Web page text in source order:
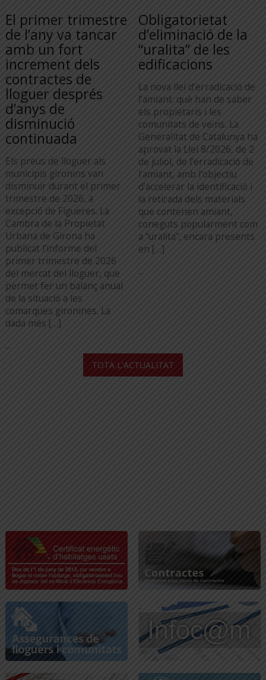
El primer trimestre
de l’any va tancar
amb un fort
increment dels
contractes de
lloguer després
d’anys de
disminució
continuada
Els preus de lloguer als
municipis gironins van
disminuir durant el primer
trimestre de 2026, a
excepció de Figueres. La
Cambra de la Propietat
Urbana de Girona ha
publicat l’informe del
primer trimestre de 2026
del mercat del lloguer, que
permet fer un balanç anual
de la situació a les
comarques gironines. La
dada més […]
...
Obligatorietat
d’eliminació de la
“uralita” de les
edificacions
La nova llei d’erradicació de
l’amiant: què han de saber
els propietaris i les
comunitats de veïns. La
Generalitat de Catalunya ha
aprovat la Llei 8/2026, de 2
de juliol, de l’erradicació de
l’amiant, amb l’objectiu
d’accelerar la identificació i
la retirada dels materials
que contenen amiant,
coneguts popularment com
a “uralita”, encara presents
en […]
...
TOTA L'ACTUALITAT